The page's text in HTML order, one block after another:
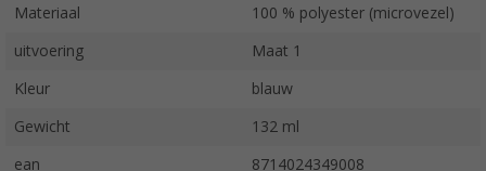
Materiaal 100 % polyester (microvezel)
uitvoering Maat 1
Kleur blauw
Gewicht 132 ml
ean 8714024349008